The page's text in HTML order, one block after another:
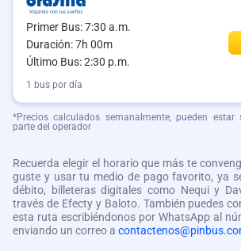
Primer Bus: 7:30 a.m.
Duración: 7h 00m
Último Bus: 2:30 p.m.
1 bus por día
*Precios calculados semanalmente, pueden
parte del operador
Recuerda elegir el horario que más te
guste y usar tu medio de pago favorito, ya
débito, billeteras digitales como Nequi y
través de Efecty y Baloto. También puedes
esta ruta escribiéndonos por WhatsApp al
enviando un correo a